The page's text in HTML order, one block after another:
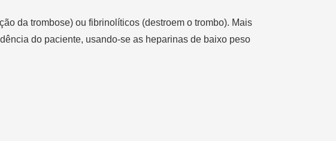
da trombose) ou fibrinolíticos (destroem o trombo). Mais
do paciente, usando-se as heparinas de baixo peso